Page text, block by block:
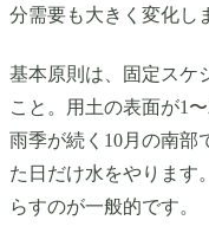
分需要も大きく変化し
基本原則は、固定スケ
こと。用土の表面が1
雨季が続く10月の南部
た日だけ水をやります
らすのが一般的です。